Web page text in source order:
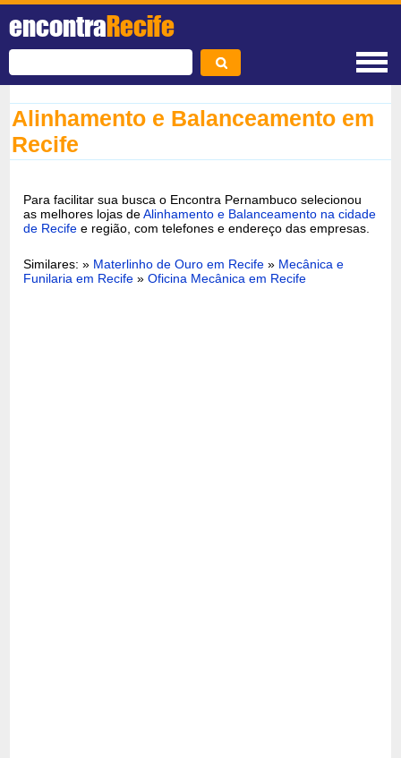
encontraRecife
Alinhamento e Balanceamento em
Recife
Para facilitar sua busca o Encontra Pernambuco selecionou
as melhores lojas deAlinhamento e Balanceamento na cidade
de Recife e região, com telefones e endereço das empresas.
Similares: » Materlinho de Ouro em Recife» Mecânica e
Funilaria em Recife »Oficina Mecânica em Recife